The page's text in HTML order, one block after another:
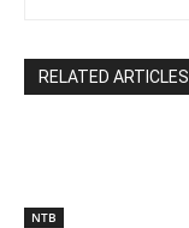
RELATED ARTICLES
NTB